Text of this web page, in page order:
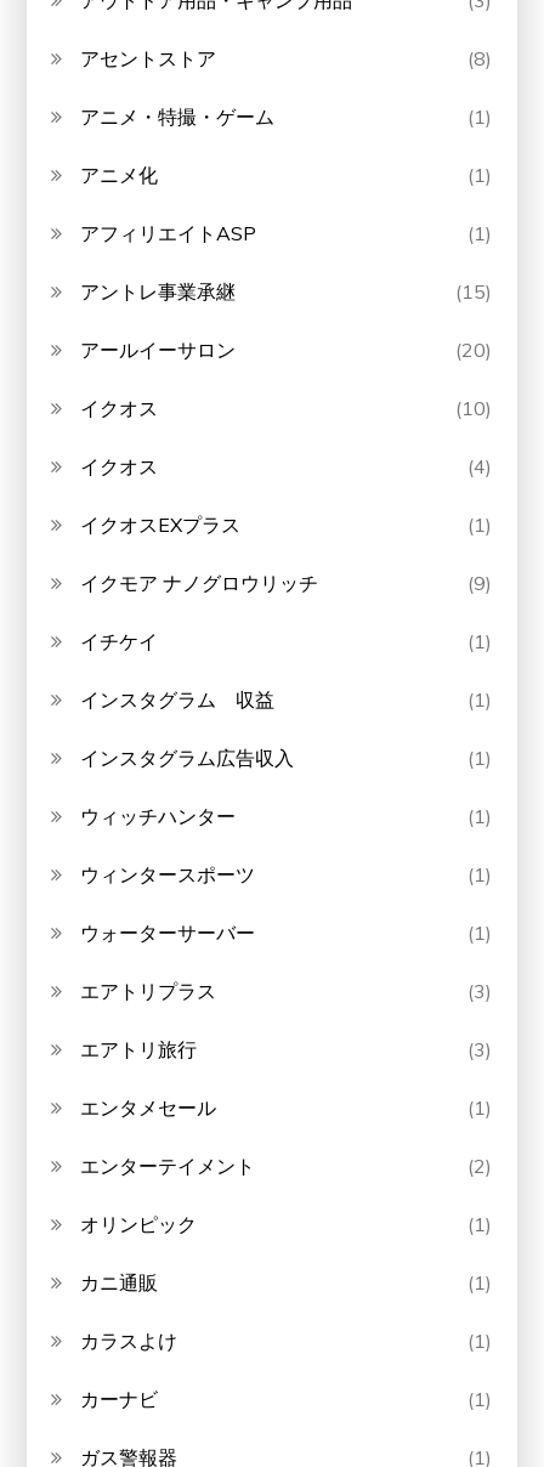
アセントストア (8)
アニメ・特撮・ゲーム (1)
アニメ化 (1)
アフィリエイトASP (1)
アントレ事業承継 (15)
アールイーサロン (20)
イクオス (10)
イクオス (4)
イクオスEXプラス (1)
イクモア ナノグロウリッチ (9)
イチケイ (1)
インスタグラム 収益 (1)
インスタグラム広告収入 (1)
ウィッチハンター (1)
ウィンタースポーツ (1)
ウォーターサーバー (1)
エアトリプラス (3)
エアトリ旅行 (3)
エンタメセール (1)
エンターテイメント (2)
オリンピック (1)
カニ通販 (1)
カラスよけ (1)
カーナビ (1)
ガス警報器 (1)